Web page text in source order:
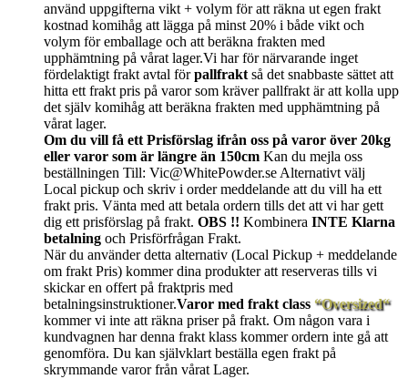
använd uppgifterna vikt + volym för att räkna ut egen frakt
kostnad komihåg att lägga på minst 20% i både vikt och
volym för emballage och att beräkna frakten med
upphämtning på vårat lager.Vi har för närvarande inget
fördelaktigt frakt avtal förpallfrakt så det snabbaste sättet att
hitta ett frakt pris på varor som kräver pallfrakt är att kolla upp
det själv komihåg att beräkna frakten med upphämtning på
vårat lager.
Om du vill få ett Prisförslag ifrån oss på varor över 20kg
eller varor som är längre än 150cm Kan du mejla oss
beställningen Till: Vic@WhitePowder.se Alternativt välj
Local pickup och skriv i order meddelande att du vill ha ett
frakt pris. Vänta med att betala ordern tills det att vi har gett
dig ett prisförslag på frakt. OBS !! Kombinera INTE Klarna
betalning och Prisförfrågan Frakt.
När du använder detta alternativ (Local Pickup + meddelande
om frakt Pris) kommer dina produkter att reserveras tills vi
skickar en offert på fraktpris med
betalningsinstruktioner.Varor med frakt class “Oversized“
kommer vi inte att räkna priser på frakt. Om någon vara i
kundvagnen har denna frakt klass kommer ordern inte gå att
genomföra. Du kan självklart beställa egen frakt på
skrymmande varor från vårat Lager.